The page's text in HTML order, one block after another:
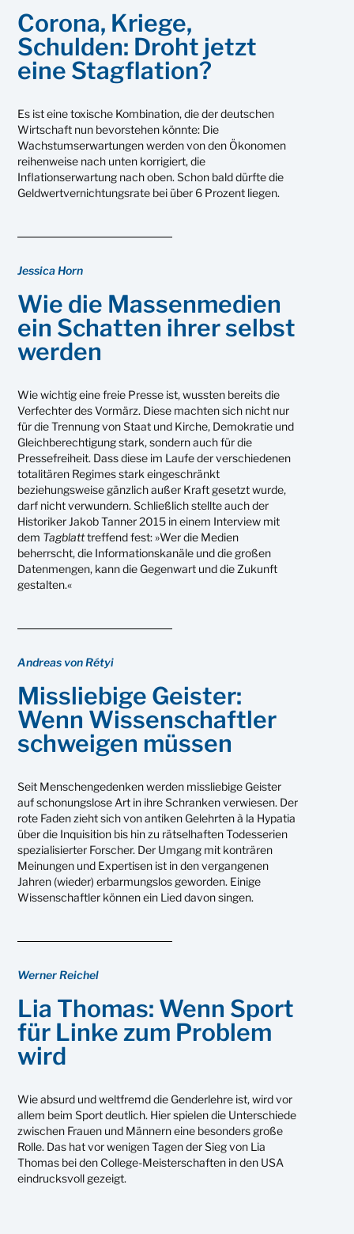
Corona, Kriege,
Schulden: Droht jetzt
eine Stagflation?
Es ist eine toxische Kombination, die der deutschen
Wirtschaft nun bevorstehen könnte: Die
Wachstumserwartungen werden von den Ökonomen
reihenweise nach unten korrigiert, die
Inflationserwartung nach oben. Schon bald dürfte die
Geldwertvernichtungsrate bei über 6 Prozent liegen.
Jessica Horn
Wie die Massenmedien
ein Schatten ihrer selbst
werden
Wie wichtig eine freie Presse ist, wussten bereits die
Verfechter des Vormärz. Diese machten sich nicht nur
für die Trennung von Staat und Kirche, Demokratie und
Gleichberechtigung stark, sondern auch für die
Pressefreiheit. Dass diese im Laufe der verschiedenen
totalitären Regimes stark eingeschränkt
beziehungsweise gänzlich außer Kraft gesetzt wurde,
darf nicht verwundern. Schließlich stellte auch der
Historiker Jakob Tanner 2015 in einem Interview mit
dem Tagblatttreffend fest: »Wer die Medien
beherrscht, die Informationskanäle und die großen
Datenmengen, kann die Gegenwart und die Zukunft
gestalten.«
Andreas von Rétyi
Missliebige Geister:
Wenn Wissenschaftler
schweigen müssen
Seit Menschengedenken werden missliebige Geister
auf schonungslose Art in ihre Schranken verwiesen. Der
rote Faden zieht sich von antiken Gelehrten à la Hypatia
über die Inquisition bis hin zu rätselhaften Todesserien
spezialisierter Forscher. Der Umgang mit konträren
Meinungen und Expertisen ist in den vergangenen
Jahren (wieder) erbarmungslos geworden. Einige
Wissenschaftler können ein Lied davon singen.
Werner Reichel
Lia Thomas: Wenn Sport
für Linke zum Problem
wird
Wie absurd und weltfremd die Genderlehre ist, wird vor
allem beim Sport deutlich. Hier spielen die Unterschiede
zwischen Frauen und Männern eine besonders große
Rolle. Das hat vor wenigen Tagen der Sieg von Lia
Thomas bei den College-Meisterschaften in den USA
eindrucksvoll gezeigt.